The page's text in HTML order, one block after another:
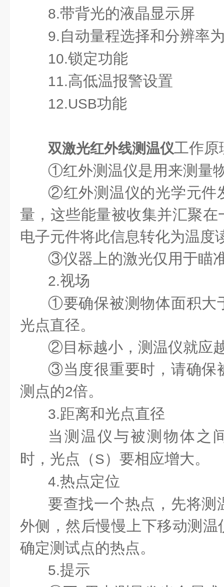
8.带背光的液晶显示屏
9.自动量程选择和分辨率
10.锁定功能
11.高低温报警设置
12.USB功能
双激光红外线测温仪工作原
①红外测温仪是用来测量
②红外测温仪的光学元件
量，这些能量被收集并汇聚
电子元件将此信息转化为温度
③仪器上的激光仅用于瞄
2.视场
①要确保被测物体面积大
光点直径。
②目标越小，测温仪就应
③当度很重要时，请确保
测点的2倍。
3.距离和光点直径
当测温仪与被测物体之
时，光点（S）要相应增大。
4.热点定位
要查找一个热点，先将测
外侧，然后慢慢上下移动测
确定测试点的热点。
5.提示